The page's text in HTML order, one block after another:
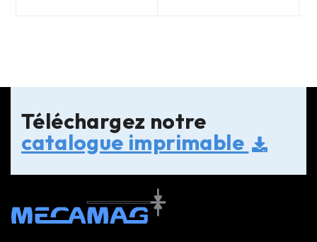
Téléchargez notre
catalogue imprimable